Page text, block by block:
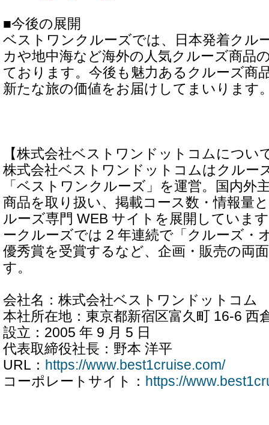
■今後の展開
ベストワンクルーズでは、日本発着クル
カや地中海など海外の人気クルーズ商品
ております。今後も魅力あるクルーズ商
新たな旅の価値をお届けしてまいります
【株式会社ベストワンドットコムについ
株式会社ベストワンドットコムはクルー
「ベストワンクルーズ」を運営。国内外
商品を取り扱い、掲載コース数・情報量
ルーズ専門 WEB サイトを展開していま
ークルーズでは 2 年連続で「クルーズ・
優秀賞を受賞するなど、企画・販売の両
す。
会社名：株式会社ベストワンドットコム
本社所在地：東京都新宿区富久町 16-6 西
設立：2005 年 9 月 5 日
代表取締役社長：野本 洋平
URL： https://www.best1cruise.com/
コーポレートサイト： https://